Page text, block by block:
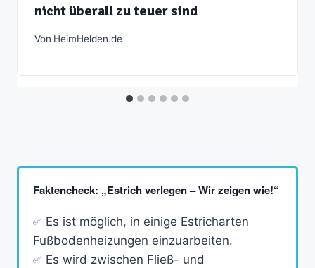
nicht überall zu teuer sind
Von HeimHelden.de
Faktencheck: „Estrich verlegen – Wir zeigen wie!“
Es ist möglich, in einige Estricharten
Fußbodenheizungen einzuarbeiten.
Es wird zwischen Fließ- und